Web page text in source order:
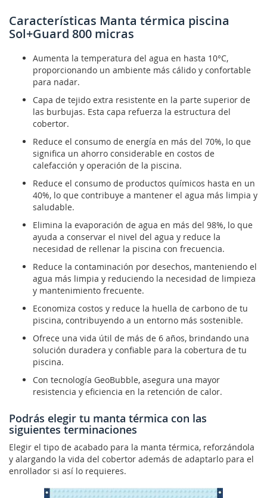
Características Manta térmica piscina
Sol+Guard 800 micras
Aumenta la temperatura del agua en hasta 10°C,
proporcionando un ambiente más cálido y confortable
para nadar.
Capa de tejido extra resistente en la parte superior de
las burbujas. Esta capa refuerza la estructura del
cobertor.
Reduce el consumo de energía en más del 70%, lo que
significa un ahorro considerable en costos de
calefacción y operación de la piscina.
Reduce el consumo de productos químicos hasta en un
40%, lo que contribuye a mantener el agua más limpia y
saludable.
Elimina la evaporación de agua en más del 98%, lo que
ayuda a conservar el nivel del agua y reduce la
necesidad de rellenar la piscina con frecuencia.
Reduce la contaminación por desechos, manteniendo el
agua más limpia y reduciendo la necesidad de limpieza
y mantenimiento frecuente.
Economiza costos y reduce la huella de carbono de tu
piscina, contribuyendo a un entorno más sostenible.
Ofrece una vida útil de más de 6 años, brindando una
solución duradera y confiable para la cobertura de tu
piscina.
Con tecnología GeoBubble, asegura una mayor
resistencia y eficiencia en la retención de calor.
Podrás elegir tu manta térmica con las
siguientes terminaciones
Elegir el tipo de acabado para la manta térmica, reforzándola
y alargando la vida del cobertor además de adaptarlo para el
enrollador si así lo requieres.